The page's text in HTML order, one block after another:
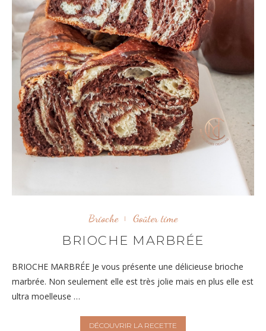
Brioche Goûter time
BRIOCHE MARBRÉE
BRIOCHE MARBRÉE Je vous présente une délicieuse brioche
marbrée. Non seulement elle est très jolie mais en plus elle est
ultra moelleuse …
DÉCOUVRIR LA RECETTE